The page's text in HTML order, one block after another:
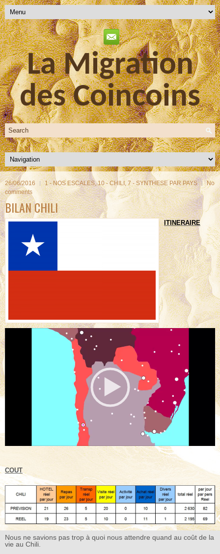
La Migration
des Coincoins
26/06/2016 1 - NOS ESCALES,10 - CHILI,7 - SYNTHESE PAR PAYS
No
comments
BILAN CHILI
ITINERAIRE
Lecteur
vidéo
COUT
Nous ne savions pas trop à quoi nous attendre quand au coût de la
vie au Chili.